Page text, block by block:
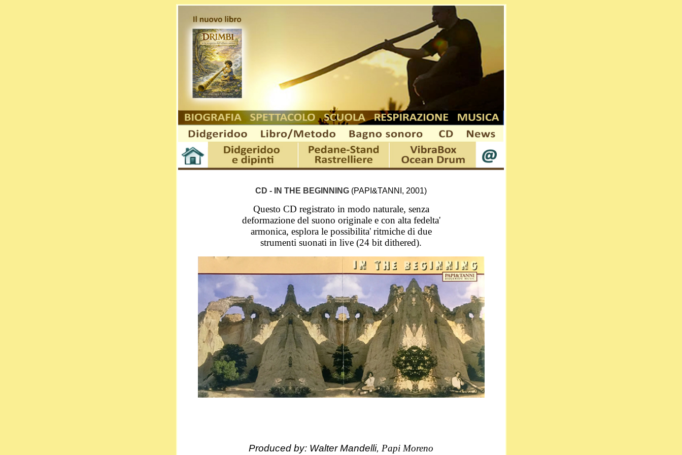
CD - IN THE BEGINNING (PAPI&TANNI, 2001)
Questo CD registrato in modo naturale, senza
deformazione del suono originale e con alta fedelta'
armonica, esplora le possibilita' ritmiche di due
strumenti suonati in live (24 bit dithered).
Produced by: Walter Mandelli, Papi Moreno